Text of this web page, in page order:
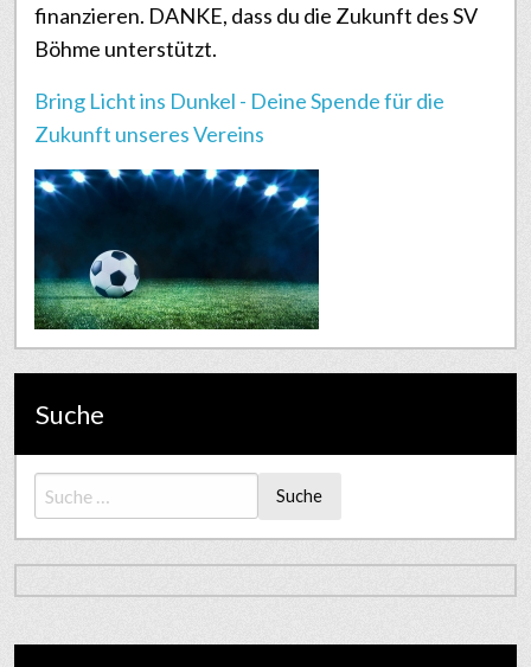
finanzieren. DANKE, dass du die Zukunft des SV
Böhme unterstützt.
Bring Licht ins Dunkel - Deine Spende für die
Zukunft unseres Vereins
Suche
Suche